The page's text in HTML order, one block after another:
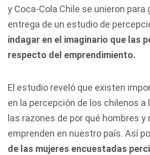
y Coca-Cola Chile se unieron para
entrega de un estudio de
indagar en el imaginario que las
respecto del emprendimiento.
El estudio reveló que existen
en la percepción de los chilenos a
las razones de por qué hombres y
emprenden en nuestro país. Así
de las mujeres encuestadas